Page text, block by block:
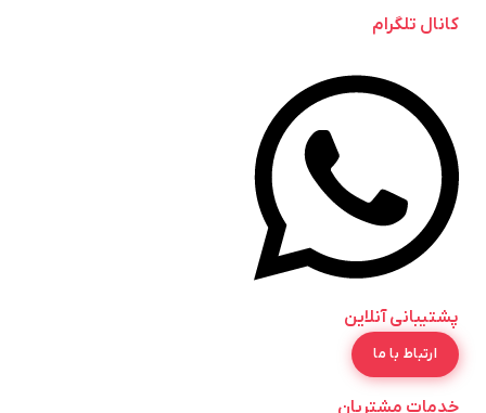
کانال تلگرام
پشتیبانی آنلاین
ارتباط با ما
خدمات مشتریان